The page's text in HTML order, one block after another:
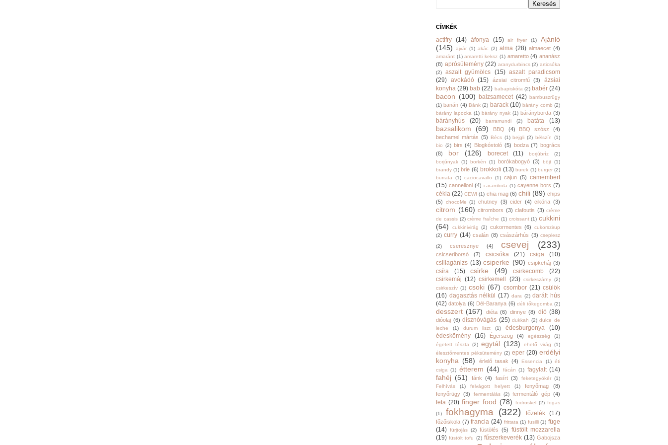
CÍMKÉK
actifry (14) áfonya (15) air fryer (1)
Ajánló
(145)
ajvár (1) akác (2) alma (28) almaecet (4)
amaránt (1) amaretti keksz (1) amaretto (4) ananász
(8) aprósütemény (22) aranydurbincs (2) articsóka
(2)
aszalt gyümölcs (15) aszalt paradicsom
(29) avokádó (15) ázsiai citromfű (3)
ázsiai
konyha (29) bab (22) babapiskóta (2) babér (24)
bacon (100) balzsamecet (42) bambuszrügy
(1) banán (4) Bánk (2) barack (10) bárány comb (2)
bárány lapocka (1) bárány nyak (1) bárányborda (3)
bárányhús (20) barramundi (2) batáta (13)
bazsalikom (69) BBQ (4) BBQ szósz
(4)
bechamel mártás (5) Bécs (1) bejgli (2) bélszín (1)
bio (2) birs (4) Blogkóstoló (5) bodza (7) bogrács
(8)
bor (126) borecet (11) borjúbríz
(2)
borjúnyak (1) borkén (1) borókabogyó (3) böjt (1)
brandy (1) brie (6) brokkoli (13) burek (1) burger (2)
burrata
(1) caciocavallo (1) cajun (5) camembert
(15) cannelloni (4) carambola (1) cayenne bors (7)
cékla (22) CEWI (1) chia mag (6) chili (89) chips
(5)
chocoMe (1) chutney (3) cider (4) cikória (3)
citrom (160) citrombors (3) clafoutis (3) crème
de cassis (2) crème fraîche (1) croissant (1) cukkini
(64)
cukkinivirág (2) cukormentes (6)
cukorszirup
(2) curry (14) csalán (8) császárhús (3) cseplesz
(2)
cseresznye (4) csevej (233)
csicseriborsó (7) csicsóka (21) csiga
(10)
csillagánizs (13) csiperke (90) csipkeháj (3)
csíra (15) csirke (49) csirkecomb
(22)
csirkemáj (12) csirkemell (23) csirkeszárny (2)
csirkeszív (1) csoki (67) csombor (21) csülök
(16) dagasztás nélkül (17) dara (2) darált hús
(42) datolya (6) Dél-Baranya (6) déli tőkegomba (2)
desszert (167) diéta (6) dinnye (8) dió (38)
dióolaj (6) disznóvágás (25) dukkah (2) dulce de
leche
(1) durum liszt (1) édesburgonya
(10)
édeskömény (16) Égerszög (4) egészség
(1)
égetett tészta
(2) egytál (123) ehető virág
(1)
élesztőmentes péksütemény (2) eper (20) erdélyi
konyha (58) érlelő tasak (4) Essencia (1) éti
csiga (1) étterem (44) fácán (1) fagylalt (14)
fahéj (51) fánk (4) fasírt (3) feketegyökér (1)
Felhívás
(1) felvágott helyett (1) fenyőmag
(8)
fenyőrügy (3) fermentálás (2) fermentáló gép (4)
feta (20) finger food (78) fodroskel (2) fogas
(1)
fokhagyma (322) főzelék (17)
főzőiskola (7) francia (24) frittata (1) fusilli (1) füge
(14) fürjtojás (2) füstölés (5) füstölt mozzarella
(19) füstölt tofu (2) fűszerkeverék (13) Gabojsza